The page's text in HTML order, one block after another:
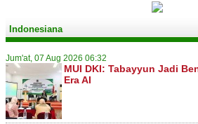
Indonesiana
Jum'at, 07 Aug 2026 06:32
MUI DKI: Tabayyun Jadi
Era AI